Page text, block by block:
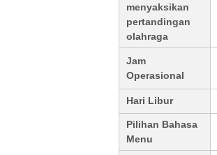
menyaksikan
pertandingan
olahraga
Jam
Operasional
Hari Libur
Pilihan Bahasa
Menu